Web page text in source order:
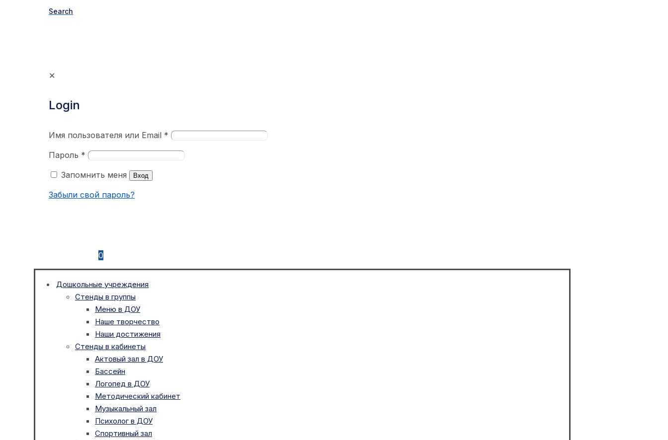
Search
✕
Login
Имя пользователя или Email *
Пароль *
Запомнить меня
Вход
Забыли свой пароль?
0
Дошкольные учреждения
Стенды в группы
Меню в ДОУ
Наше творчество
Наши достижения
Стенды в кабинеты
Актовый зал в ДОУ
Бассейн
Логопед в ДОУ
Методический кабинет
Музыкальный зал
Психолог в ДОУ
Спортивный зал